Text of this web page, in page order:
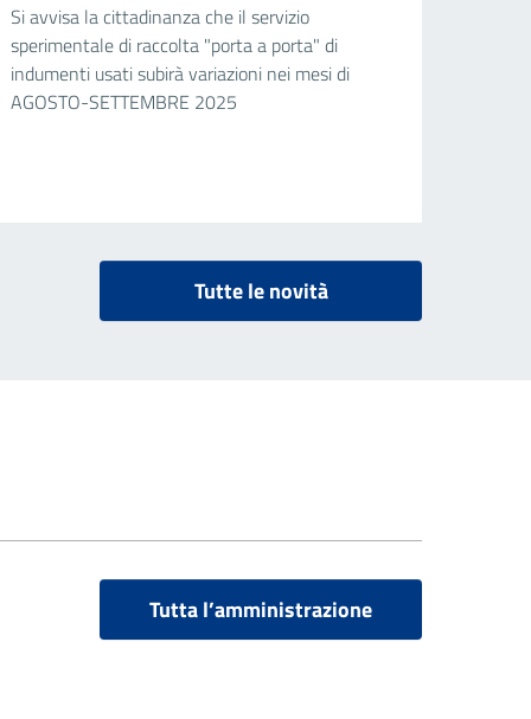
Si avvisa la cittadinanza che il servizio
sperimentale di raccolta "porta a porta" di
indumenti usati subirà variazioni nei mesi di
AGOSTO-SETTEMBRE 2025
Tutte le novità
Tutta l’amministrazione